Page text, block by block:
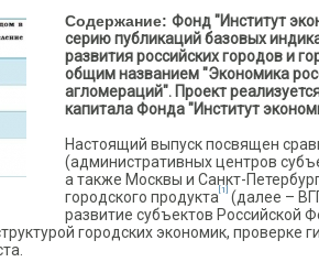
Содержание: Фонд "Институт
серию публикаций базовых
развития российских городов и
общим названием "Экономика
агломераций". Проект
капитала Фонда "Институт
Настоящий выпуск посвящен
(административных центров
а также Москвы и Санкт-
городского продукта [1]
(далее –
развитие субъектов Российской
городских экономик, проверке